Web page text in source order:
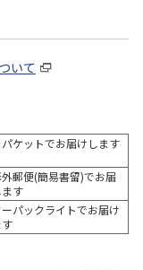
いて
パケットでお届けします
郵便(簡易書留)でお届
す
ーパックライトでお届け
す